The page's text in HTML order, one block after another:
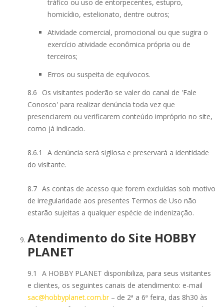
tráfico ou uso de entorpecentes, estupro,
homicídio, estelionato, dentre outros;
Atividade comercial, promocional ou que sugira o
exercício atividade econômica própria ou de
terceiros;
Erros ou suspeita de equívocos.
8.6
Os visitantes poderão se valer do canal de 'Fale
Conosco' para realizar denúncia toda vez que
presenciarem ou verificarem conteúdo impróprio no site,
como já indicado.
8.6.1
A denúncia será sigilosa e preservará a identidade
do visitante.
8.7 As contas de acesso que forem excluídas sob motivo
de irregularidade aos presentes Termos de Uso não
estarão sujeitas a qualquer espécie de indenização.
Atendimento do Site HOBBY
PLANET
9.1
A HOBBY PLANET disponibiliza, para seus visitantes
e clientes, os seguintes canais de atendimento: e-mail
sac@hobbyplanet.com.br– de 2ª a 6ª feira, das 8h30 às